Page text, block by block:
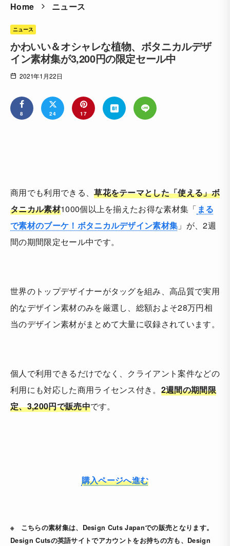
Home ニュース
ニュース
かわいい＆オシャレな植物、ボタニカルデザ
イン素材集が3,200円の限定セール中
2021年1月22日
8 24 17
商用でも利用できる、草花をテーマとした「使える」ボ
タニカル素材1000個以上を揃えたお得な素材集「 まる
で素材のブーケ！ボタニカルデザイン素材集 」が、2週
間の期間限定セール中です。
世界のトップデザイナーがタッグを組み、高品質で実用
的なデザイン素材のみを厳選し、総額およそ28万円相
当のデザイン素材がまとめて大量に収録されています。
個人で利用できるだけでなく、クライアント案件などの
利用にも対応した商用ライセンス付き。 2週間の期間限
定、3,200円で販売中です。
購入ページへ進む
※ こちらの素材集は、Design Cuts Japanでの販売となります。
Design Cutsの英語サイトでアカウントをお持ちの方も、Design